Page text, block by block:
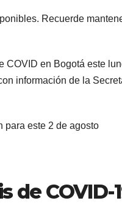
Recuerde
en Bogotá este
información de la
para este 2 de agosto
de